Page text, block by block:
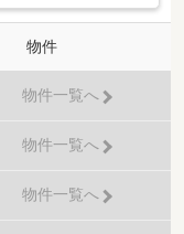
物件
物件一覧へ
物件一覧へ
物件一覧へ